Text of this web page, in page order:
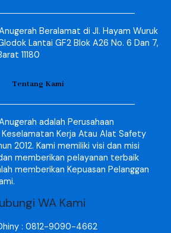
Beralamat di Jl. Hayam Wuruk
Lantai GF2 Blok A26 No. 6 Dan 7,
11180
Tentang Kami
adalah Perusahaan
Kerja Atau Alat Safety
2012. Kami memiliki visi dan misi
memberikan pelayanan terbaik
memberikan Kepuasan Pelanggan
WA Kami
: 0812-9090-4662